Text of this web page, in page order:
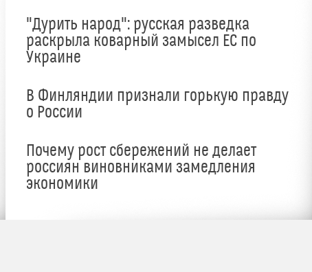
"Дурить народ": русская разведка
раскрыла коварный замысел ЕС по
Украине
В Финляндии признали горькую правду
о России
Почему рост сбережений не делает
россиян виновниками замедления
экономики